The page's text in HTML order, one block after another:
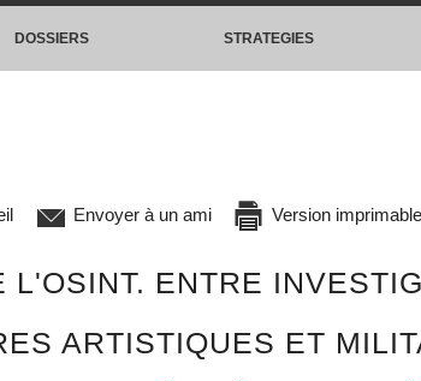
DOSSIERS STRATEGIES
Envoyer à un ami Version imprimable
ENTRE
ARTISTIQUES ET